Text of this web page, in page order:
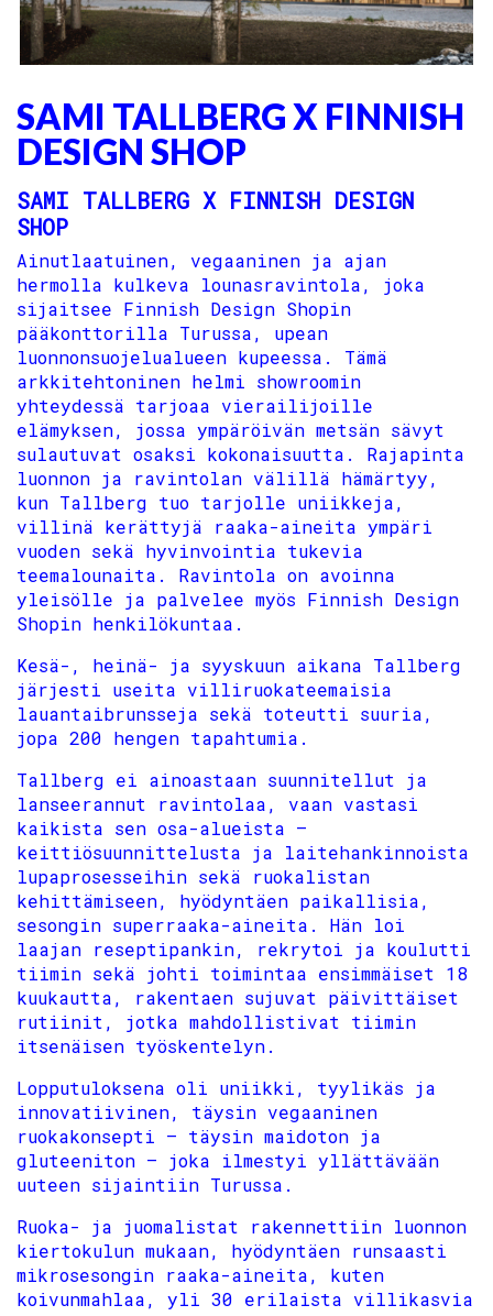
SAMI TALLBERG X FINNISH
DESIGN SHOP
SAMI TALLBERG X FINNISH DESIGN
SHOP
Ainutlaatuinen, vegaaninen ja ajan
hermolla kulkeva lounasravintola, joka
sijaitsee Finnish Design Shopin
pääkonttorilla Turussa, upean
luonnonsuojelualueen kupeessa. Tämä
arkkitehtoninen helmi showroomin
yhteydessä tarjoaa vierailijoille
elämyksen, jossa ympäröivän metsän sävyt
sulautuvat osaksi kokonaisuutta. Rajapinta
luonnon ja ravintolan välillä hämärtyy,
kun Tallberg tuo tarjolle uniikkeja,
villinä kerättyjä raaka-aineita ympäri
vuoden sekä hyvinvointia tukevia
teemalounaita. Ravintola on avoinna
yleisölle ja palvelee myös Finnish Design
Shopin henkilökuntaa.
Kesä-, heinä- ja syyskuun aikana Tallberg
järjesti useita villiruokateemaisia
lauantaibrunsseja sekä toteutti suuria,
jopa 200 hengen tapahtumia.
Tallberg ei ainoastaan suunnitellut ja
lanseerannut ravintolaa, vaan vastasi
kaikista sen osa-alueista –
keittiösuunnittelusta ja laitehankinnoista
lupaprosesseihin sekä ruokalistan
kehittämiseen, hyödyntäen paikallisia,
sesongin superraaka-aineita. Hän loi
laajan reseptipankin, rekrytoi ja koulutti
tiimin sekä johti toimintaa ensimmäiset 18
kuukautta, rakentaen sujuvat päivittäiset
rutiinit, jotka mahdollistivat tiimin
itsenäisen työskentelyn.
Lopputuloksena oli uniikki, tyylikäs ja
innovatiivinen, täysin vegaaninen
ruokakonsepti – täysin maidoton ja
gluteeniton – joka ilmestyi yllättävään
uuteen sijaintiin Turussa.
Ruoka- ja juomalistat rakennettiin luonnon
kiertokulun mukaan, hyödyntäen runsaasti
mikrosesongin raaka-aineita, kuten
koivunmahlaa, yli 30 erilaista villikasvia